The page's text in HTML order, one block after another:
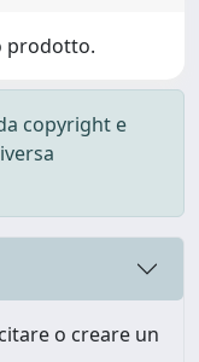
prodotto.
copyright e
o creare un